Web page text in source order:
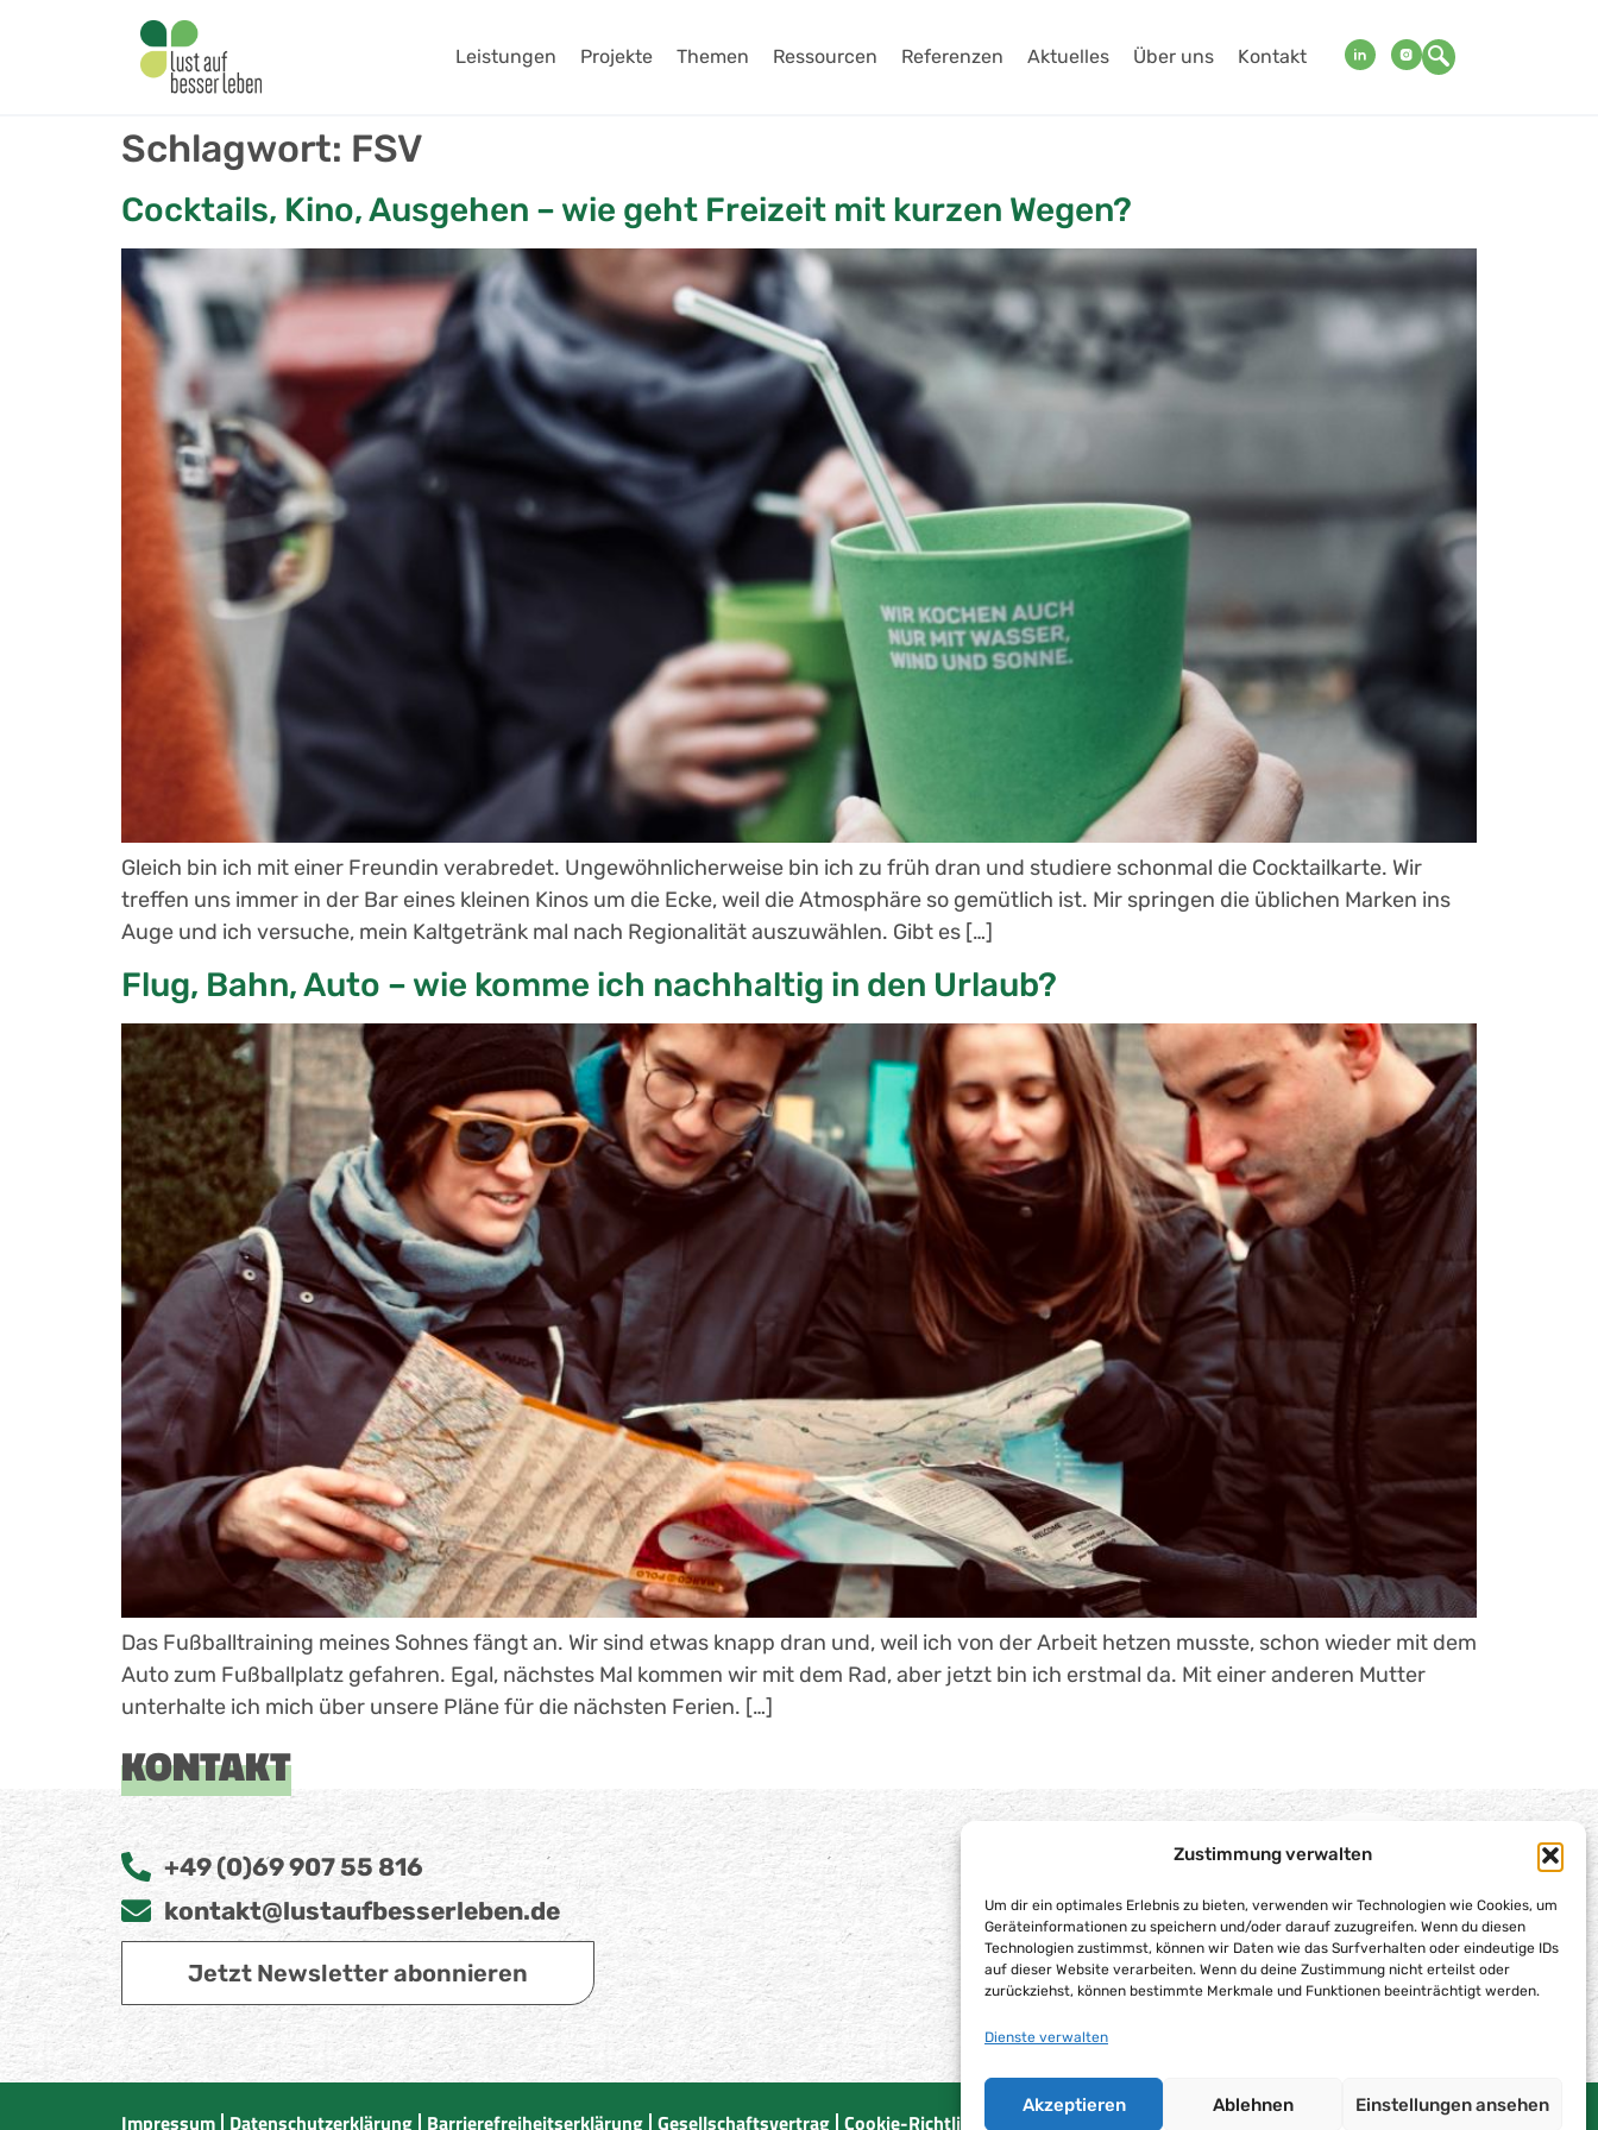
Zustimmung verwalten
Um dir ein optimales Erlebnis zu bieten, verwenden wir Technologien wie Cookies, um
Geräteinformationen zu speichern und/oder darauf zuzugreifen. Wenn du diesen
Technologien zustimmst, können wir Daten wie das Surfverhalten oder eindeutige IDs
auf dieser Website verarbeiten. Wenn du deine Zustimmung nicht erteilst oder
zurückziehst, können bestimmte Merkmale und Funktionen beeinträchtigt werden.
Dienste verwalten
Akzeptieren Ablehnen Einstellungen ansehen
Leistungen Projekte Themen Ressourcen Referenzen Aktuelles Über uns Kontakt
Schlagwort: FSV
Cocktails, Kino, Ausgehen – wie geht Freizeit mit kurzen Wegen?
Gleich bin ich mit einer Freundin verabredet. Ungewöhnlicherweise bin ich zu früh dran und studiere schonmal die Cocktailkarte. Wir
treffen uns immer in der Bar eines kleinen Kinos um die Ecke, weil die Atmosphäre so gemütlich ist. Mir springen die üblichen Marken ins
Auge und ich versuche, mein Kaltgetränk mal nach Regionalität auszuwählen. Gibt es […]
Flug, Bahn, Auto – wie komme ich nachhaltig in den Urlaub?
Das Fußballtraining meines Sohnes fängt an. Wir sind etwas knapp dran und, weil ich von der Arbeit hetzen musste, schon wieder mit dem
Auto zum Fußballplatz gefahren. Egal, nächstes Mal kommen wir mit dem Rad, aber jetzt bin ich erstmal da. Mit einer anderen Mutter
unterhalte ich mich über unsere Pläne für die nächsten Ferien. […]
KONTAKT
+49 (0)69 907 55 816
kontakt@lustaufbesserleben.de
Jetzt Newsletter abonnieren
Impressum Datenschutzerklärung Barrierefreiheitserklärung Gesellschaftsvertrag Cookie-Richtlinie (EU)